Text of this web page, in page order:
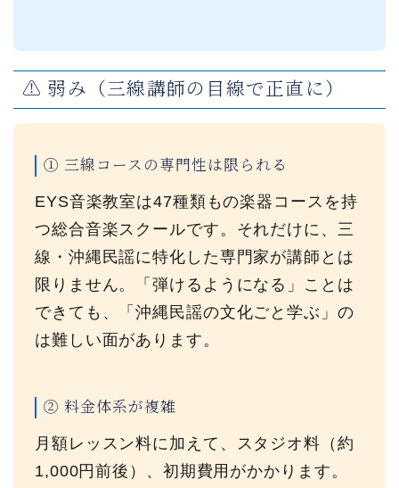
⚠️ 弱み（三線講師の目線で正直に）
① 三線コースの専門性は限られる
EYS音楽教室は47種類もの楽器コースを持
つ総合音楽スクールです。それだけに、三
線・沖縄民謡に特化した専門家が講師とは
限りません。「弾けるようになる」ことは
できても、「沖縄民謡の文化ごと学ぶ」の
は難しい面があります。
② 料金体系が複雑
月額レッスン料に加えて、スタジオ料（約
1,000円前後）、初期費用がかかります。